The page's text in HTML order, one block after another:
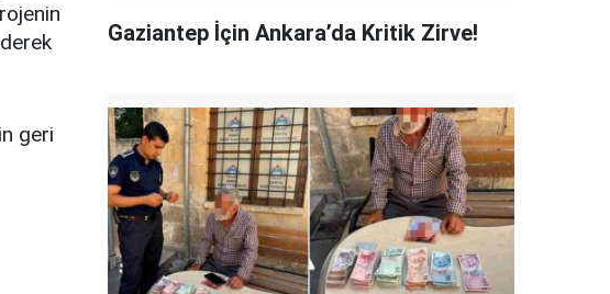
geri
Gaziantep İçin Ankara’da Kritik Zirve!